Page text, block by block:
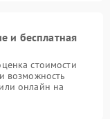
и бесплатная
стоимости
возможность
онлайн на